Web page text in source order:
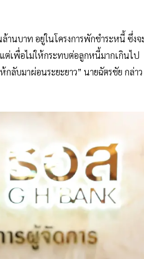
านบาท อยู่ในโครงการพักชำระหนี้ ซึ่งจ
ต่เพื่อไม่ให้กระทบต่อลูกหนี้มากเกินไป
ลับมาผ่อนระยะยาว” นายฉัตรชัย กล่าว